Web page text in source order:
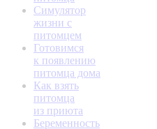
Симулятор
жизни с
питомцем
Готовимся
к появлению
питомца дома
Как взять
питомца
из приюта
Беременность